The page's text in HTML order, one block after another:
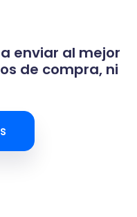
enviar al mejor
de compra, ni